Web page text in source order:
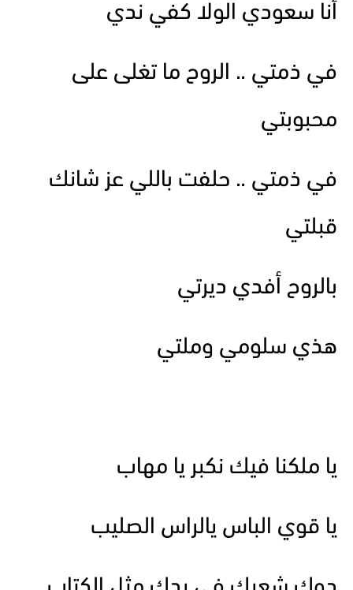
أنا سعودي الولا كفي ندي
في ذمتي .. الروح ما تغلى على
محبوبتي
في ذمتي .. حلفت باللي عز شانك
قبلتي
بالروح أفدي ديرتي
هذي سلومي وملتي
يا ملكنا فيك نكبر يا مهاب
يا قوي الباس يالراس الصليب